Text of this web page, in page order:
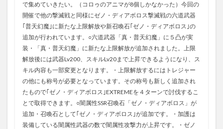
で集めていきたい。（コロゥのアニマが8個しかなかった）今回の
開催で他の撃滅戦と同様にゼノ・ディアボロス撃滅戦の六道武器
｢普天幻魔｣に新たな上限解放や新召喚石｢ゼノ・ディアボロス｣の
追加が行われています。○六道武器「真・普天幻魔」に５凸が実
装・「真・普天幻魔」に新たな上限解放が追加されました。上限
解放後には武器Lv200、スキルLv20まで上昇できるようになり、ス
キル内容も一部変更となります。・上限解放するにはトレジャー
の他にも称号が必要となっています。その称号も新しく追加され
たもので｢ゼノ・ディアボロス｣EXTREMEを４ターンで討伐するこ
とで取得できます。○闇属性SSR召喚石「ゼノ・ディアボロス」が
追加・召喚石として｢ゼノ・ディアボロス｣が追加です。・加護は
装備している闇属性武器の数で闇属性攻撃力が上昇です。・ゼノ